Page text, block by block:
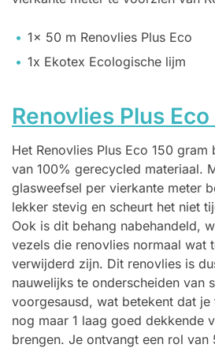
1x 50 m Renovlies Plus Eco
1x Ekotex Ecologische lijm
Renovlies Plus
Het Renovlies Plus Eco 150 gram
van 100% gerecycled materiaal.
glasweefsel per vierkante meter
lekker stevig en scheurt het niet
Ook is dit behang nabehandeld,
vezels die renovlies normaal wat
verwijderd zijn. Dit renovlies is
nauwelijks te onderscheiden van
voorgesausd, wat betekent dat je
nog maar 1 laag goed dekkende
brengen. Je ontvangt een rol van